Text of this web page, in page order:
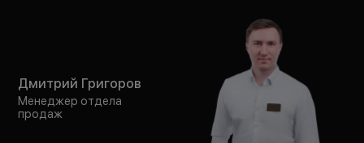
Дмитрий Григоров
Менеджер отдела
продаж